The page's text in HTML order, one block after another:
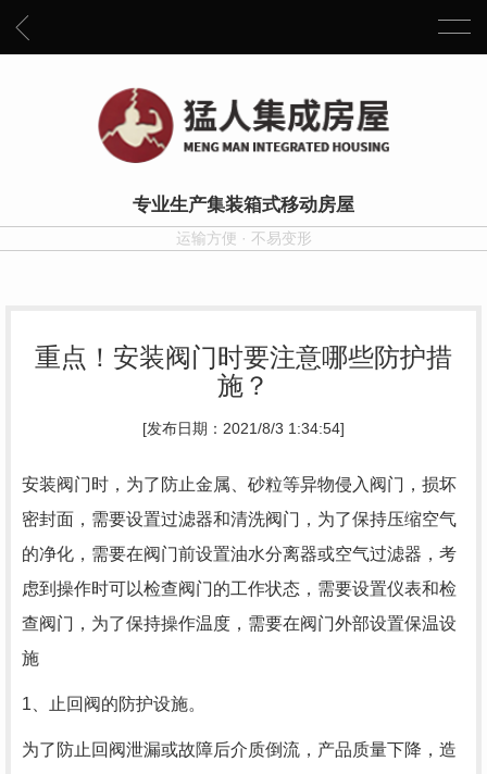
专业生产集装箱式移动房屋
运输方便 · 不易变形
重点！安装阀门时要注意哪些防护措
施？
[发布日期：2021/8/3 1:34:54]
安装阀门时，为了防止金属、砂粒等异物侵入阀门，损坏
密封面，需要设置过滤器和清洗阀门，为了保持压缩空气
的净化，需要在阀门前设置油水分离器或空气过滤器，考
虑到操作时可以检查阀门的工作状态，需要设置仪表和检
查阀门，为了保持操作温度，需要在阀门外部设置保温设
施
1、止回阀的防护设施。
为了防止回阀泄漏或故障后介质倒流，产品质量下降，造